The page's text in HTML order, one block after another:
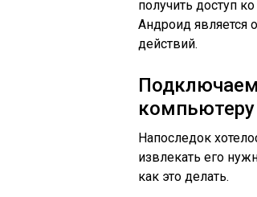
получить доступ
Андроид является
действий.
компьютеру
Напоследок
извлекать его
как это делать.